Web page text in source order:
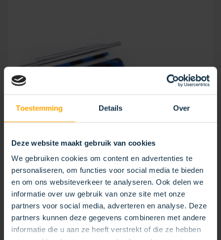
Toestemming Details Over
Deze website maakt gebruik van cookies
We gebruiken cookies om content en advertenties te
personaliseren, om functies voor social media te bieden
en om ons websiteverkeer te analyseren. Ook delen we
informatie over uw gebruik van onze site met onze
partners voor social media, adverteren en analyse. Deze
partners kunnen deze gegevens combineren met andere
informatie die u aan ze heeft verstrekt of die ze hebben
BORSTEL HALVE SCHAAL